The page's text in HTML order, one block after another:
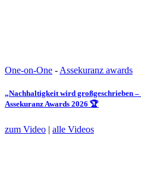
One-on-One - Assekuranz awards
„Nachhaltigkeit wird großgeschrieben –
Assekuranz Awards 2026 🏆
zum Video | alle Videos